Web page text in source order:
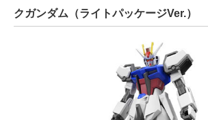
クガンダム（ライトパッケージVer.）